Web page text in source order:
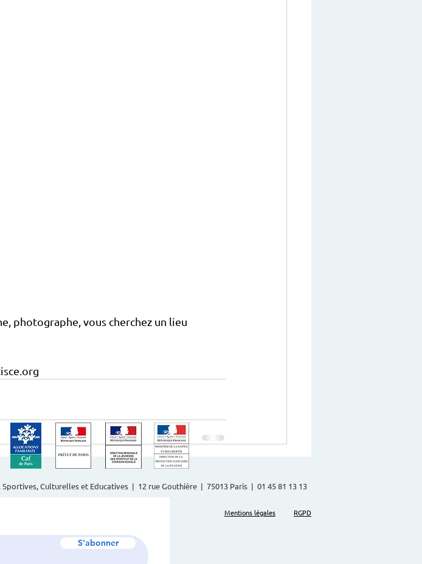
photographe, vous cherchez un lieu
Culturelles et Educatives | 12 rue Gouthière | 75013 Paris | 01 45 81 13 13
Mentions légales RGPD
S'abonner